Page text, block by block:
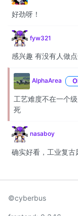
好劲呀！
fyw321
感兴趣 有没有人做
AlphaArea
工艺难度不在一个
死
nasaboy
确实好看，工业复古
©cyberbus